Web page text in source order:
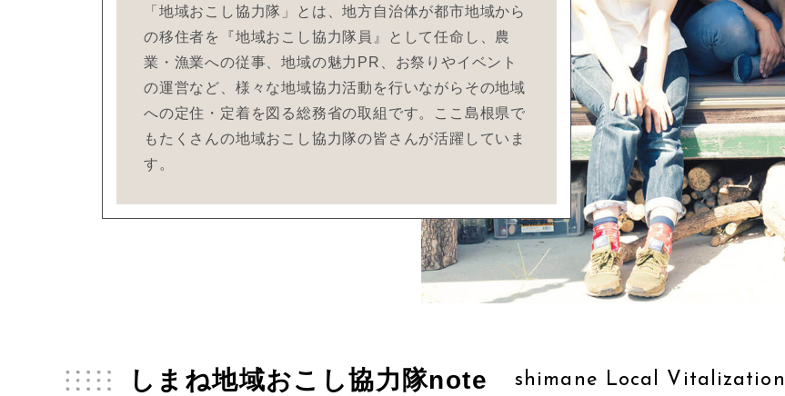
「地域おこし協力隊」とは、地方自治体が都市地域から
の移住者を『地域おこし協力隊員』として任命し、農
業・漁業への従事、地域の魅力PR、お祭りやイベント
の運営など、様々な地域協力活動を行いながらその地域
への定住・定着を図る総務省の取組です。ここ島根県で
もたくさんの地域おこし協力隊の皆さんが活躍していま
す。
しまね地域おこし協力隊note shimane Local